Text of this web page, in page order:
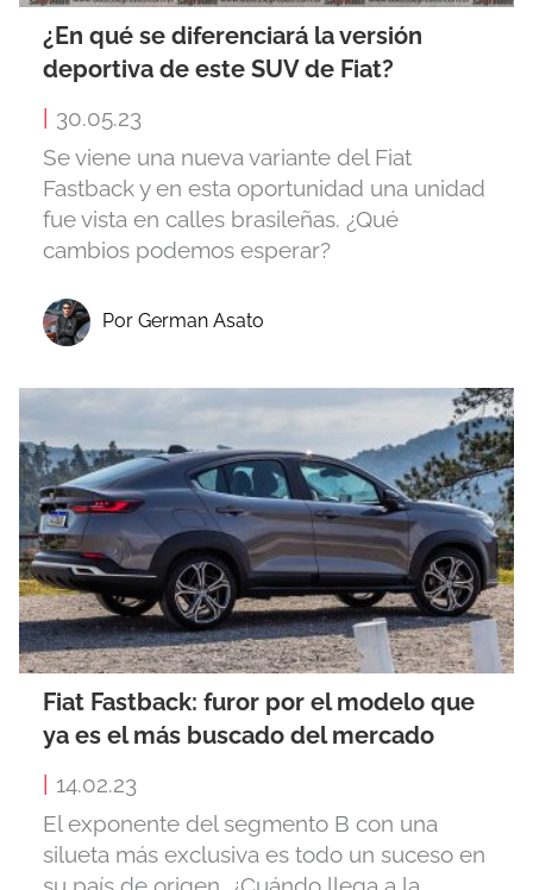
¿En qué se diferenciará la versión
deportiva de este SUV de Fiat?
30.05.23
Se viene una nueva variante del Fiat
Fastback y en esta oportunidad una unidad
fue vista en calles brasileñas. ¿Qué
cambios podemos esperar?
Por German Asato
Fiat Fastback: furor por el modelo que
ya es el más buscado del mercado
14.02.23
El exponente del segmento B con una
silueta más exclusiva es todo un suceso en